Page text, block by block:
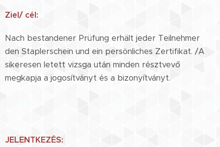
Ziel/ cél:
Nach bestandener Prüfung erhält jeder Teilnehmer
den Staplerschein und ein persönliches Zertifikat. /A
sikeresen letett vizsga után minden résztvevő
megkapja a jogosítványt és a bizonyítványt.
JELENTKEZÉS: